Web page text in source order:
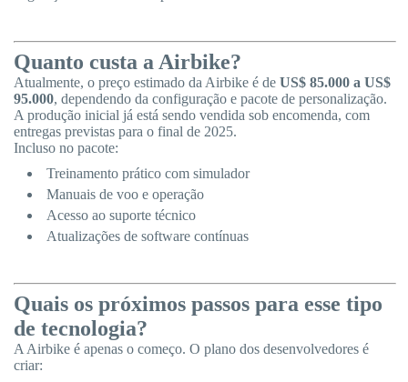
Quanto custa a Airbike?
Atualmente, o preço estimado da Airbike é de US$ 85.000 a US$
95.000, dependendo da configuração e pacote de personalização.
A produção inicial já está sendo vendida sob encomenda, com
entregas previstas para o final de 2025.
Incluso no pacote:
Treinamento prático com simulador
Manuais de voo e operação
Acesso ao suporte técnico
Atualizações de software contínuas
Quais os próximos passos para esse tipo
de tecnologia?
A Airbike é apenas o começo. O plano dos desenvolvedores é
criar: